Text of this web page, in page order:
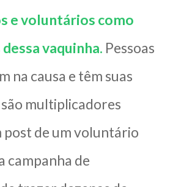
e voluntários como
vaquinha. Pessoas
na causa e têm suas
multiplicadores
post de um voluntário
campanha de